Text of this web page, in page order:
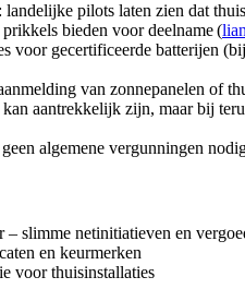
: landelijke pilots laten zien dat
bieden voor deelname (
voor gecertificeerde batterijen
van zonnepanelen of
kan aantrekkelijk zijn, maar bij
algemene vergunningen
slimme netinitiatieven en
en keurmerken
voor thuisinstallaties